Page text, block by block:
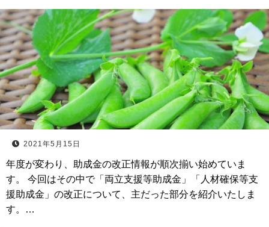
2021年5月15日
年度が変わり、助成金の改正情報が順次揃い始めていま
す。 今回はその中で「両立支援等助成金」「人材確保等支
援助成金」の改正について、主だった部分を紹介いたしま
す。…